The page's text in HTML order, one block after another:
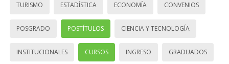
TURISMO ESTADÍSTICA ECONOMÍA CONVENIOS
POSGRADO POSTÍTULOS CIENCIA Y TECNOLOGÍA
INSTITUCIONALES CURSOS INGRESO GRADUADOS